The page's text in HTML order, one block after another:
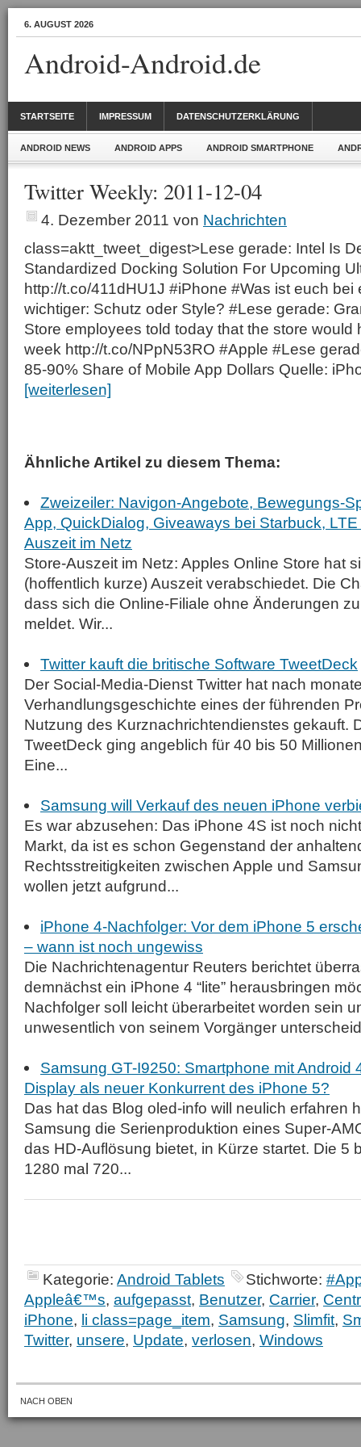
6. AUGUST 2026
Android-Android.de
STARTSEITE IMPRESSUM DATENSCHUTZERKLÄRUNG
ANDROID NEWS ANDROID APPS ANDROID SMARTPHONE
Twitter Weekly: 2011-12-04
4. Dezember 2011 von Nachrichten
class=aktt_tweet_digest>Lese gerade: Intel Is
Standardized Docking Solution For Upcoming
http://t.co/411dHU1J #iPhone #Was ist euch
wichtiger: Schutz oder Style? #Lese gerade:
Store employees told today that the store would
week http://t.co/NPpN53RO #Apple #Lese
85-90% Share of Mobile App Dollars Quelle:
[weiterlesen]
Ähnliche Artikel zu diesem Thema:
Zweizeiler: Navigon-Angebote, Bewegungs-
App, QuickDialog, Giveaways bei Starbuck,
Auszeit im Netz
Store-Auszeit im Netz: Apples Online Store hat
(hoffentlich kurze) Auszeit verabschiedet. Die
dass sich die Online-Filiale ohne Änderungen
meldet. Wir...
Twitter kauft die britische Software TweetDeck
Der Social-Media-Dienst Twitter hat nach
Verhandlungsgeschichte eines der führenden
Nutzung des Kurznachrichtendienstes gekauft.
TweetDeck ging angeblich für 40 bis 50
Eine...
Samsung will Verkauf des neuen iPhone
Es war abzusehen: Das iPhone 4S ist noch
Markt, da ist es schon Gegenstand der
Rechtsstreitigkeiten zwischen Apple und
wollen jetzt aufgrund...
iPhone 4-Nachfolger: Vor dem iPhone 5
– wann ist noch ungewiss
Die Nachrichtenagentur Reuters berichtet
demnächst ein iPhone 4 “lite” herausbringen
Nachfolger soll leicht überarbeitet worden sein
unwesentlich von seinem Vorgänger
Samsung GT-I9250: Smartphone mit Android
Display als neuer Konkurrent des iPhone 5?
Das hat das Blog oled-info will neulich erfahren
Samsung die Serienproduktion eines Super-
das HD-Auflösung bietet, in Kürze startet. Die 5
1280 mal 720...
Kategorie: Android Tablets Stichworte:
Appleâ€™s, aufgepasst, Benutzer, Carrier,
iPhone, li class=page_item, Samsung, Slimfit,
Twitter, unsere, Update, verlosen, Windows
NACH OBEN